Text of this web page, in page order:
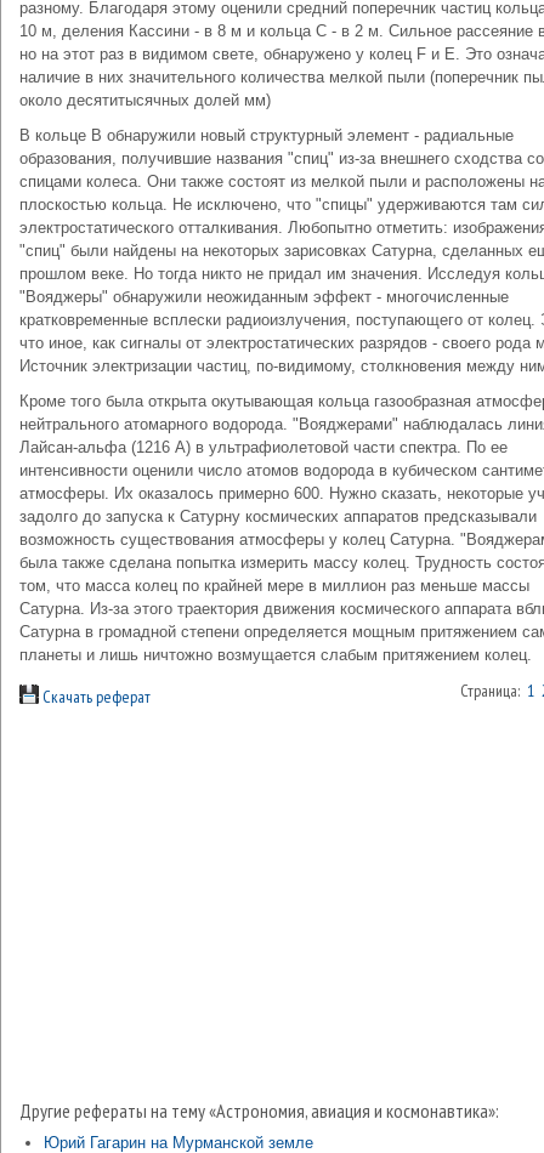
разному. Благодаря этому оценили средний поперечник частиц
10 м, деления Кассини - в 8 м и кольца С - в 2 м. Сильное рассеяние
но на этот раз в видимом свете, обнаружено у колец F и E. Это
наличие в них значительного количества мелкой пыли (поперечник
около десятитысячных долей мм)
В кольце В обнаружили новый структурный элемент - радиальные
образования, получившие названия "спиц" из-за внешнего сходства со
спицами колеса. Они также состоят из мелкой пыли и расположены
плоскостью кольца. Не исключено, что "спицы" удерживаются там
электростатического отталкивания. Любопытно отметить:
"спиц" были найдены на некоторых зарисовках Сатурна, сделанных
прошлом веке. Но тогда никто не придал им значения. Исследуя
"Вояджеры" обнаружили неожиданным эффект - многочисленные
кратковременные всплески радиоизлучения, поступающего от колец.
что иное, как сигналы от электростатических разрядов - своего рода
Источник электризации частиц, по-видимому, столкновения между
Кроме того была открыта окутывающая кольца газообразная
нейтрального атомарного водорода. "Вояджерами" наблюдалась
Лайсан-альфа (1216 А) в ультрафиолетовой части спектра. По ее
интенсивности оценили число атомов водорода в кубическом
атмосферы. Их оказалось примерно 600. Нужно сказать, некоторые
задолго до запуска к Сатурну космических аппаратов предсказывали
возможность существования атмосферы у колец Сатурна.
была также сделана попытка измерить массу колец. Трудность
том, что масса колец по крайней мере в миллион раз меньше массы
Сатурна. Из-за этого траектория движения космического аппарата
Сатурна в громадной степени определяется мощным притяжением
планеты и лишь ничтожно возмущается слабым притяжением колец.
Скачать реферат Страница: 1
Другие рефераты на тему «Астрономия, авиация и космонавтика»:
Юрий Гагарин на Мурманской земле